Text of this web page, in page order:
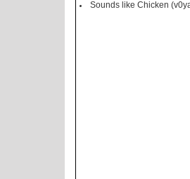
Sounds like Chicken